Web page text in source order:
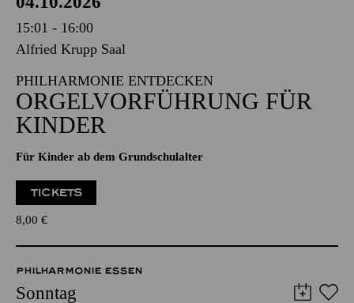
PHILHARMONIE ESSEN
Sonntag
04.10.2026
15:01 - 16:00
Alfried Krupp Saal
PHILHARMONIE ENTDECKEN
ORGEL­VORFÜHRUNG FÜR
Für Kinder ab dem Grundschulalter
8,00 €